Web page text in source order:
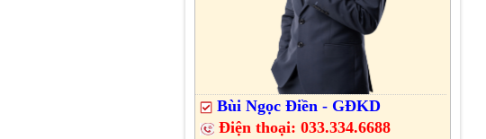
Bùi Ngọc Điền - GĐKD
Điện thoại: 033.334.6688